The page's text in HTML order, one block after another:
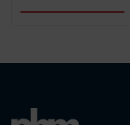
4000 mm, 4250